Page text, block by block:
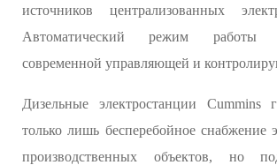
источников централизованных
Автоматический режим работы
современной управляющей и
Дизельные электростанции Cummins
только лишь бесперебойное снабжение
производственных объектов, но